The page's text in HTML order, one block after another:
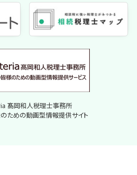
髙岡和人税理士事務所
ための動画型情報提供サイト